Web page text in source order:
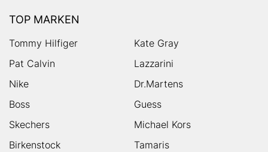
TOP MARKEN
Tommy Hilfiger
Kate Gray
Pat Calvin
Lazzarini
Nike
Dr.Martens
Boss
Guess
Skechers
Michael Kors
Birkenstock
Tamaris